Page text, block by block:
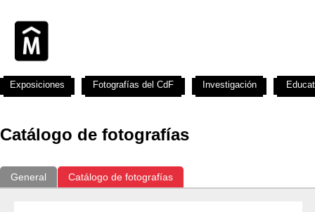
Catálogo de fotografías
General Catálogo de fotografías
Exposiciones Fotografías del CdF Investigación